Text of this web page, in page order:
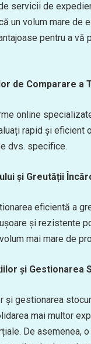
servicii de
un volum mare
pentru a
de Comparare a
online
rapid și
dvs. specifice.
și Greutății
eficientă a
și rezistente
mai mare de
și Gestionarea
și gestionarea
mai multor
De asemenea,